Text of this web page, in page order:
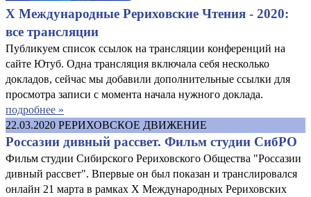
X Международные Рериховские Чтения - 2020:
все трансляции
Публикуем список ссылок на трансляции конференций на
сайте Ютуб. Одна трансляция включала себя несколько
докладов, сейчас мы добавили дополнительные ссылки для
просмотра записи с момента начала нужного доклада.
подробнее »
22.03.2020 РЕРИХОВСКОЕ ДВИЖЕНИЕ
Россазии дивный рассвет. Фильм студии СибРО
Фильм студии Сибирского Рериховского Общества "Россазии
дивный рассвет". Впервые он был показан и транслировался
онлайн 21 марта в рамках X Международных Рериховских